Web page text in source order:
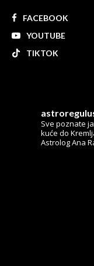
FACEBOOK
YOUTUBE
TIKTOK
Sve poznate
kuće do
Astrolog Ana